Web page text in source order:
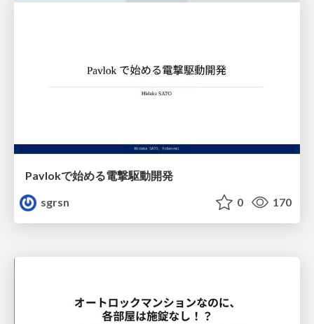
Pavlokで始める電撃駆動開発
sgrsn
0 170